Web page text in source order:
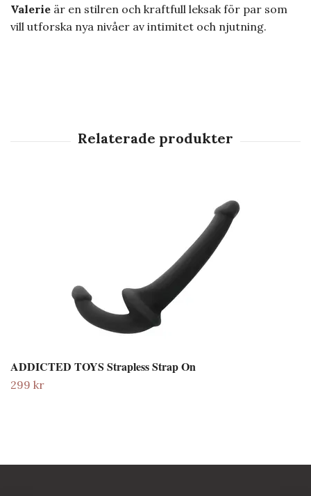
Valerie är en stilren och kraftfull leksak för par som
vill utforska nya nivåer av intimitet och njutning.
ADDICTED TOYS Strapless Strap On
299 kr